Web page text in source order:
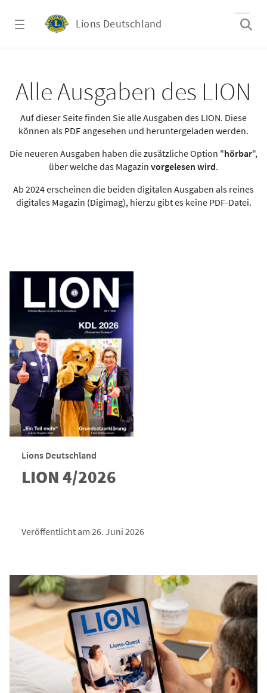
Lions Deutschland
Alle Ausgaben des LION
Auf dieser Seite finden Sie alle Ausgaben des LION. Diese
können als PDF angesehen und heruntergeladen werden.
Die neueren Ausgaben haben die zusätzliche Option "hörbar",
über welche das Magazin vorgelesen wird.
Ab 2024 erscheinen die beiden digitalen Ausgaben als reines
digitales Magazin (Digimag), hierzu gibt es keine PDF-Datei.
Lions Deutschland
LION 4/2026
Veröffentlicht am 26. Juni 2026